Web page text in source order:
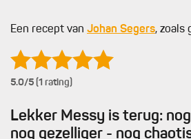
Een recept van Johan Segers, zoals
5.0/5 (1 rating)
Lekker Messy is terug:
nog gezelliger - nog